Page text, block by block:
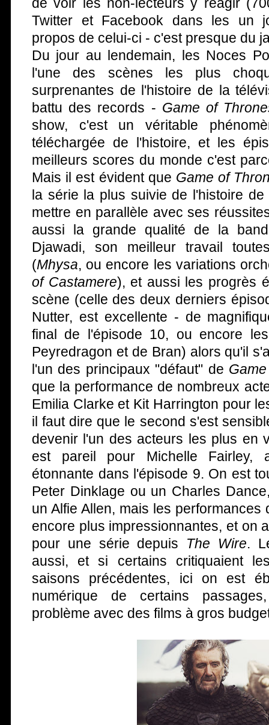
Twitter et Facebook dans les un
propos de celui-ci - c'est presque du
Du jour au lendemain, les Noces
l'une des scènes les plus
surprenantes de l'histoire de la
battu des records - Game of
show, c'est un véritable
téléchargée de l'histoire, et les
meilleurs scores du monde c'est
Mais il est évident que Game of
la série la plus suivie de l'histoire
mettre en parallèle avec ses
aussi la grande qualité de la
Djawadi, son meilleur travail
(Mhysa, ou encore les variations
of Castamere), et aussi les progrès
scène (celle des deux derniers
Nutter, est excellente - de
final de l'épisode 10, ou encore
Peyredragon et de Bran) alors qu'il
l'un des principaux "défaut" de
que la performance de nombreux
Emilia Clarke et Kit Harrington pour
il faut dire que le second s'est
devenir l'un des acteurs les plus en
est pareil pour Michelle Fairley,
étonnante dans l'épisode 9. On est
Peter Dinklage ou un Charles
un Alfie Allen, mais les
encore plus impressionnantes, et on
pour une série depuis The Wire.
aussi, et si certains critiquaient
saisons précédentes, ici on est
numérique de certains
problème avec des films à gros